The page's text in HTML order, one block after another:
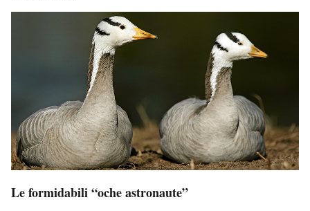
Le formidabili “oche astronaute”